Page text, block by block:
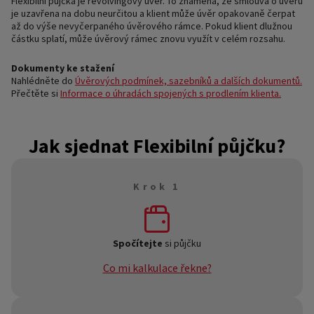
je uzavřena na dobu neurčitou a klient může úvěr opakovaně čerpat
až do výše nevyčerpaného úvěrového rámce. Pokud klient dlužnou
částku splatí, může úvěrový rámec znovu využít v celém rozsahu.
Dokumenty ke stažení
Nahlédněte do Úvěrových podmínek, sazebníků a dalších dokumentů.
Přečtěte si Informace o úhradách spojených s prodlením klienta.
Jak sjednat Flexibilní půjčku?
Krok 1
Spočítejte si půjčku
Co mi kalkulace řekne?